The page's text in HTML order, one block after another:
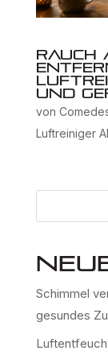
Rauch
und
von
Luftreiniger
Schimmel
gesundes